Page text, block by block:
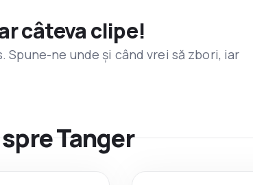
câteva clipe!
ne unde și când vrei să zbori, iar
Tanger